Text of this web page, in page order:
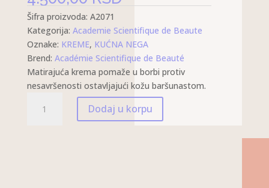
Šifra proizvoda: A2071
Kategorija: Academie Scientifique de Beaute
Oznake: KREME, KUĆNA NEGA
Brend: Académie Scientifique de Beauté
Matirajuća krema pomaže u borbi protiv
nesavršenosti ostavljajući kožu baršunastom.
KREMA
Dodaj u korpu